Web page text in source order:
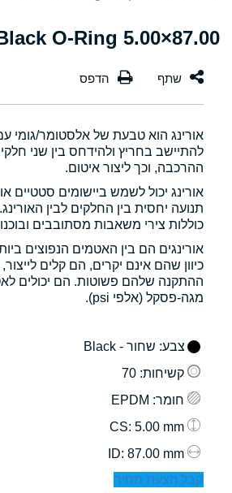
87.00×5.00 EPDM 70 Black O-Ring
אורינג הוא טבעת של אלסטומר/גומי
להתיישב בחריץ ולהידחס בין שני
ההרכבה, וכך ליצור איטום.
אורינג יכול לשמש ביישומים סטטיים
תנועה יחסית בין החלקים לבין
כוללות צירי משאבות מסתובבים
אורינגים הם בין האטמים הנפוצים
כיוון שהם אינם יקרים, הם קלים
ההתקנה שלהם פשוטות. הם יכולים
מגה-פסקל (אלפי psi).
צבע: שחור - Black
קשיחות: 70
חומר: EPDM
: 5.00 mm
: 87.00 mm
קבל הצעת מחיר